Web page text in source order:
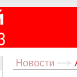
Новости